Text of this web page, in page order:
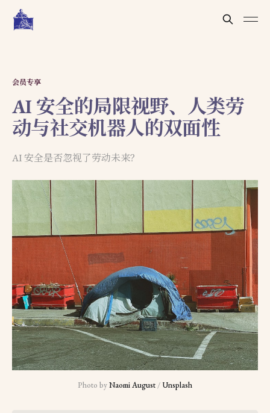
会员专享
AI 安全的局限视野、人类劳
动与社交机器人的双面性
AI 安全是否忽视了劳动未来？
Photo by Naomi August / Unsplash